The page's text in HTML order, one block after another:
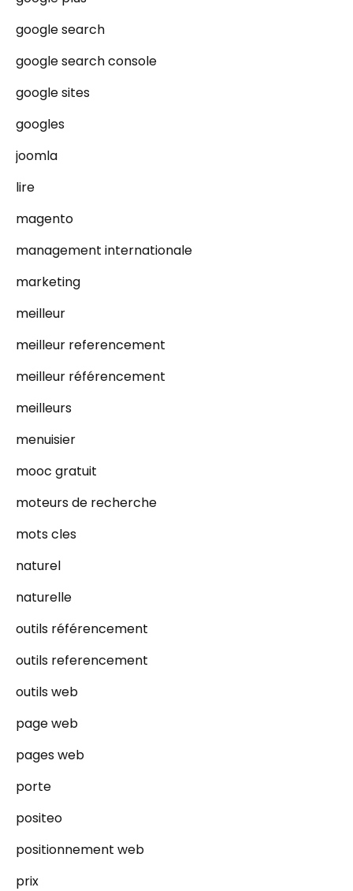
google search
google search console
google sites
googles
joomla
lire
magento
management internationale
marketing
meilleur
meilleur referencement
meilleur référencement
meilleurs
menuisier
mooc gratuit
moteurs de recherche
mots cles
naturel
naturelle
outils référencement
outils referencement
outils web
page web
pages web
porte
positeo
positionnement web
prix